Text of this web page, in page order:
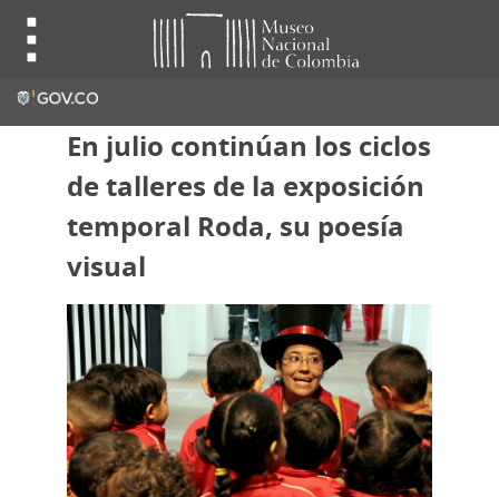
En julio continúan los ciclos
de talleres de la exposición
temporal Roda, su poesía
visual